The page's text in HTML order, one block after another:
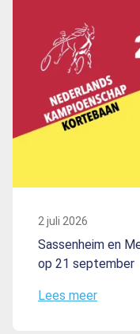
2 juli 2026
Sassenheim en
op 21 september
Lees meer